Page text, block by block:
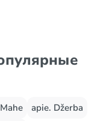
apie. Džerba